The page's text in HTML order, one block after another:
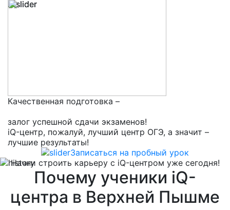
Качественная подготовка –
залог успешной сдачи экзаменов!
iQ-центр, пожалуй, лучший центр ОГЭ, а значит –
лучшие результаты!
Записаться на пробный урок
Начни строить карьеру с iQ-центром уже сегодня!
Почему ученики iQ-
центра в Верхней Пышме